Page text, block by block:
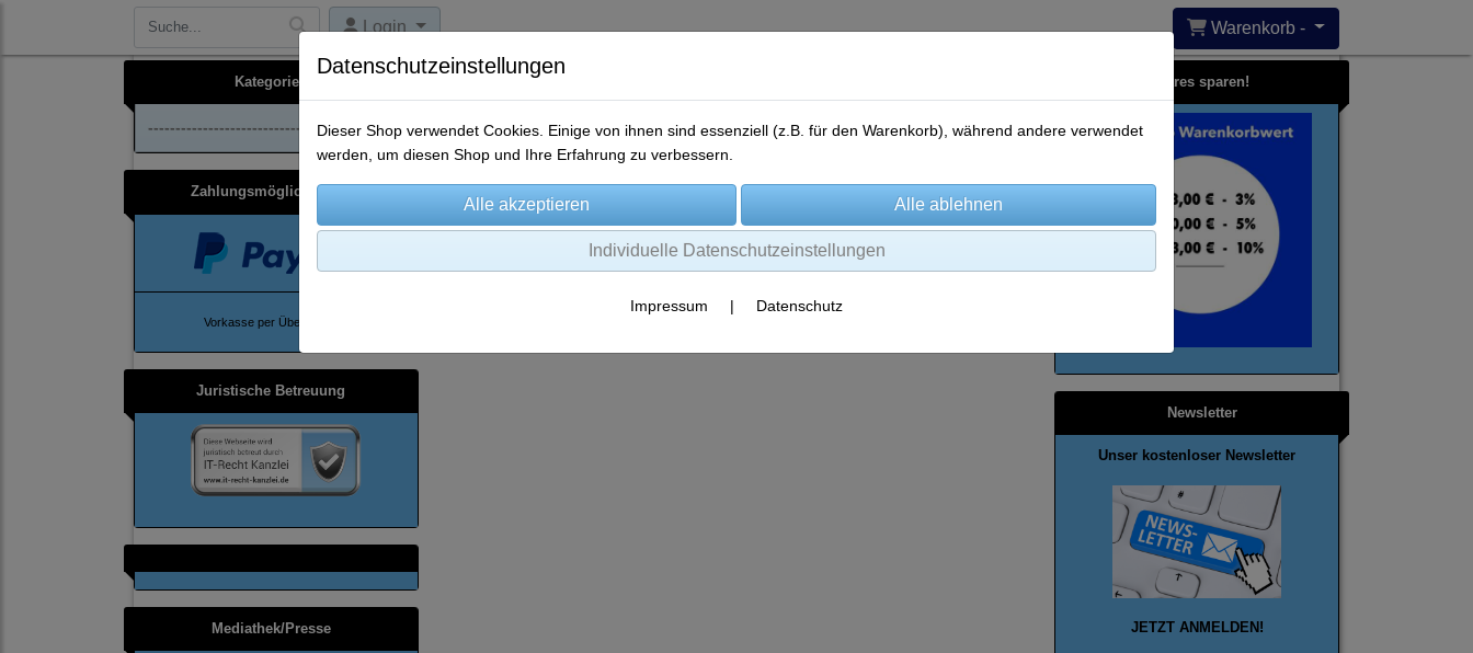
Login Warenkorb -
Kategorien
--------------------------------
Zahlungsmöglichkeiten
Vorkasse per Überweisung
Juristische Betreuung
Mediathek/Presse
Home Produkte Kontakt
Es wurden leider keine Produkte gefunden.
Bares sparen!
Newsletter
Unser kostenloser Newsletter
JETZT ANMELDEN!
Datenschutzeinstellungen
Dieser Shop verwendet Cookies. Einige von ihnen sind essenziell (z.B. für den Warenkorb), während andere verwendet
werden, um diesen Shop und Ihre Erfahrung zu verbessern.
Individuelle Datenschutzeinstellungen
Impressum | Datenschutz